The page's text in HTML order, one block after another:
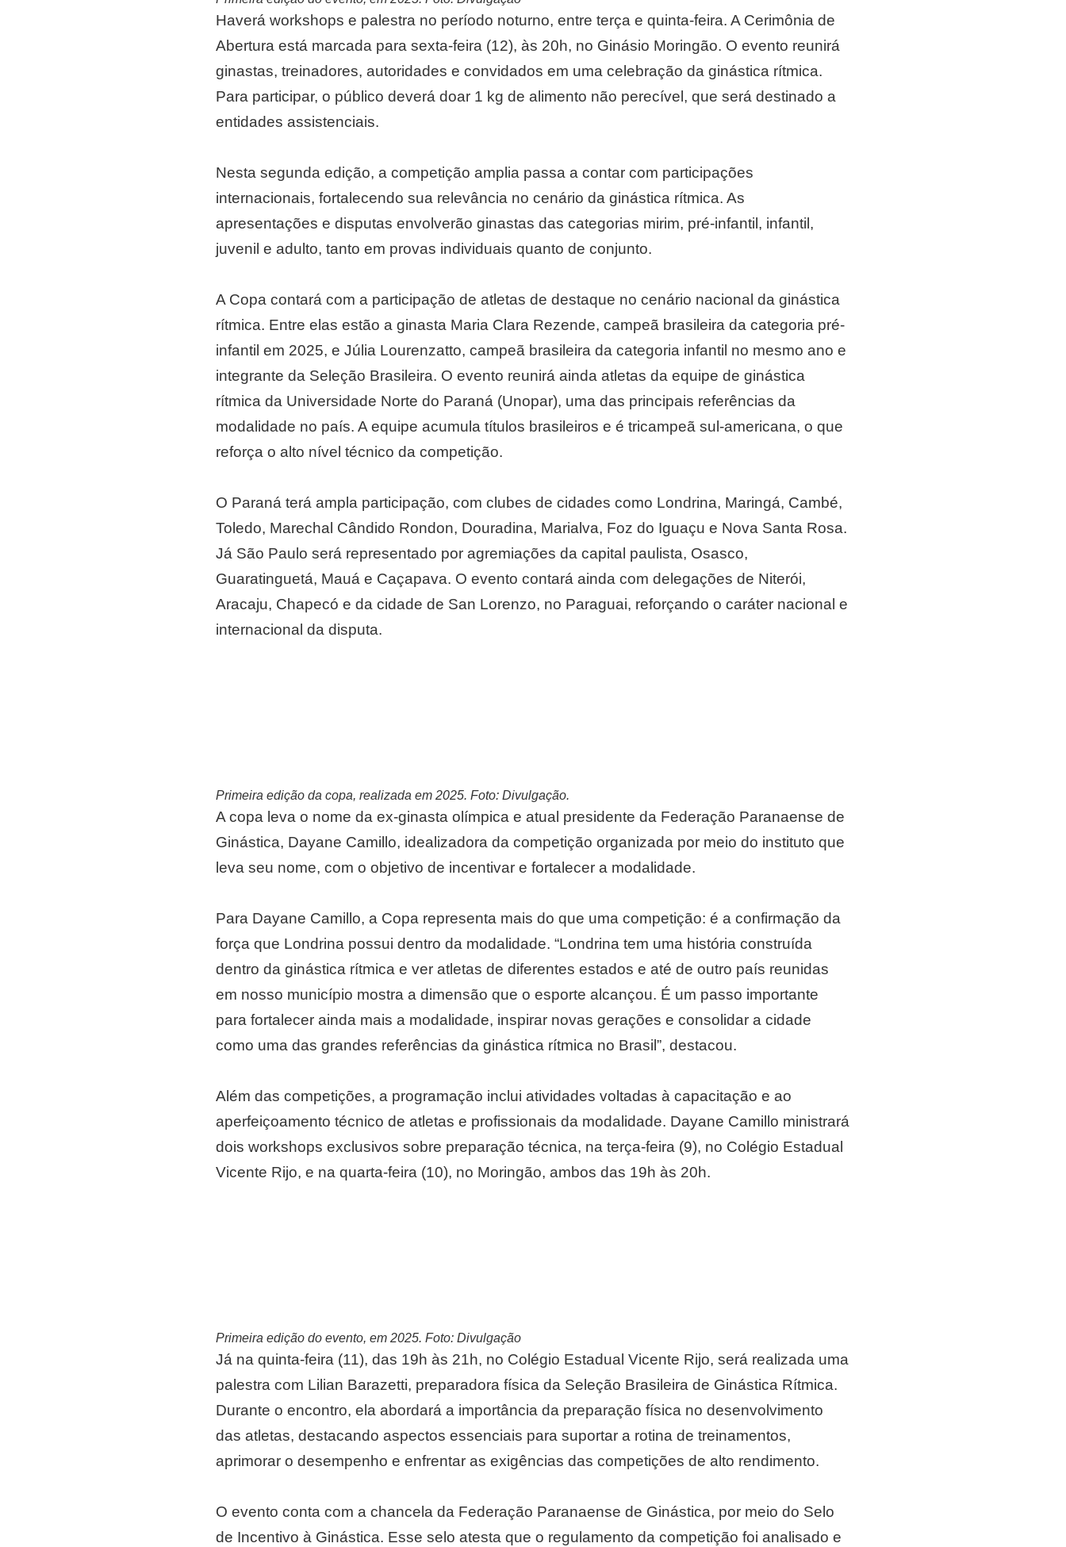
Haverá workshops e palestra no período noturno, entre terça e quinta-feira. A Cerimônia de
Abertura está marcada para sexta-feira (12), às 20h, no Ginásio Moringão. O evento reunirá
ginastas, treinadores, autoridades e convidados em uma celebração da ginástica rítmica.
Para participar, o público deverá doar 1 kg de alimento não perecível, que será destinado a
entidades assistenciais.
Nesta segunda edição, a competição amplia passa a contar com participações
internacionais, fortalecendo sua relevância no cenário da ginástica rítmica. As
apresentações e disputas envolverão ginastas das categorias mirim, pré-infantil, infantil,
juvenil e adulto, tanto em provas individuais quanto de conjunto.
A Copa contará com a participação de atletas de destaque no cenário nacional da ginástica
rítmica. Entre elas estão a ginasta Maria Clara Rezende, campeã brasileira da categoria pré-
infantil em 2025, e Júlia Lourenzatto, campeã brasileira da categoria infantil no mesmo ano e
integrante da Seleção Brasileira. O evento reunirá ainda atletas da equipe de ginástica
rítmica da Universidade Norte do Paraná (Unopar), uma das principais referências da
modalidade no país. A equipe acumula títulos brasileiros e é tricampeã sul-americana, o que
reforça o alto nível técnico da competição.
O Paraná terá ampla participação, com clubes de cidades como Londrina, Maringá, Cambé,
Toledo, Marechal Cândido Rondon, Douradina, Marialva, Foz do Iguaçu e Nova Santa Rosa.
Já São Paulo será representado por agremiações da capital paulista, Osasco,
Guaratinguetá, Mauá e Caçapava. O evento contará ainda com delegações de Niterói,
Aracaju, Chapecó e da cidade de San Lorenzo, no Paraguai, reforçando o caráter nacional e
internacional da disputa.
Primeira edição da copa, realizada em 2025. Foto: Divulgação.
A copa leva o nome da ex-ginasta olímpica e atual presidente da Federação Paranaense de
Ginástica, Dayane Camillo, idealizadora da competição organizada por meio do instituto que
leva seu nome, com o objetivo de incentivar e fortalecer a modalidade.
Para Dayane Camillo, a Copa representa mais do que uma competição: é a confirmação da
força que Londrina possui dentro da modalidade. “Londrina tem uma história construída
dentro da ginástica rítmica e ver atletas de diferentes estados e até de outro país reunidas
em nosso município mostra a dimensão que o esporte alcançou. É um passo importante
para fortalecer ainda mais a modalidade, inspirar novas gerações e consolidar a cidade
como uma das grandes referências da ginástica rítmica no Brasil”, destacou.
Além das competições, a programação inclui atividades voltadas à capacitação e ao
aperfeiçoamento técnico de atletas e profissionais da modalidade. Dayane Camillo ministrará
dois workshops exclusivos sobre preparação técnica, na terça-feira (9), no Colégio Estadual
Vicente Rijo, e na quarta-feira (10), no Moringão, ambos das 19h às 20h.
Primeira edição do evento, em 2025. Foto: Divulgação
Já na quinta-feira (11), das 19h às 21h, no Colégio Estadual Vicente Rijo, será realizada uma
palestra com Lilian Barazetti, preparadora física da Seleção Brasileira de Ginástica Rítmica.
Durante o encontro, ela abordará a importância da preparação física no desenvolvimento
das atletas, destacando aspectos essenciais para suportar a rotina de treinamentos,
aprimorar o desempenho e enfrentar as exigências das competições de alto rendimento.
O evento conta com a chancela da Federação Paranaense de Ginástica, por meio do Selo
de Incentivo à Ginástica. Esse selo atesta que o regulamento da competição foi analisado e